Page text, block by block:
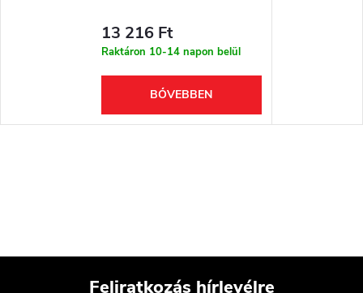
13 216 Ft
Raktáron 10-14 napon belül
BŐVEBBEN
Feliratkozás hírlevélre